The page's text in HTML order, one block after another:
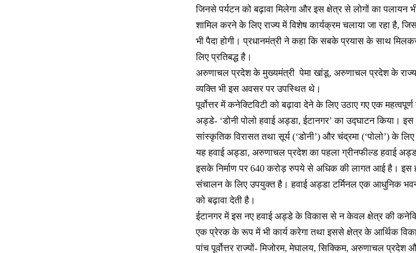
जिनसे पर्यटन को बढ़ावा मिलेगा और इस क्षेत्र से लोगों का
शामिल करने के लिए राज्य में विशेष कार्यक्रम चलाया जा रहा है,
भी पैदा होगी। प्रधानमंत्री ने कहा कि सबके प्रयास के साथ
लिए प्रतिबद्ध है।
अरुणाचल प्रदेश के मुख्यमंत्री पेमा खांडू, अरुणाचल प्रदेश के
व्यक्ति भी इस अवसर पर उपस्थित थे।
पूर्वोत्तर में कनेक्टिविटी को बढ़ावा देने के लिए उठाए गए एक
अड्डे- ‘डोनी पोलो हवाई अड्डा, ईटानगर’ का उद्घाटन किया।
सांस्कृतिक विरासत तथा सूर्य (‘डोनी’) और चंद्रमा (‘पोलो’) के लिए
यह हवाई अड्डा, अरुणाचल प्रदेश का पहला ग्रीनफील्ड हवाई
इसके निर्माण पर 640 करोड़ रुपये से अधिक की लागत आई है। इस
संचालन के लिए उपयुक्त है। हवाई अड्डा टर्मिनल एक आधुनिक भवन
को बढ़ावा देती है।
ईटानगर में इस नए हवाई अड्डे के विकास से न केवल क्षेत्र की
एक प्रेरक के रूप में भी कार्य करेगा तथा इससे क्षेत्र के आर्थिक
पांच पूर्वोत्तर राज्यों- मिजोरम, मेघालय, सिक्किम, अरुणाचल